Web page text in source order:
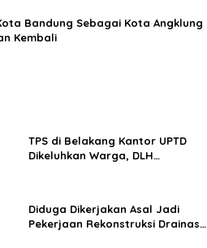
Bandung Sebagai Kota Angklung
Kembali
TPS di Belakang Kantor UPTD
Dikeluhkan Warga, DLH
Diduga Dikerjakan Asal Jadi
Pekerjaan Rekonstruksi Drainase